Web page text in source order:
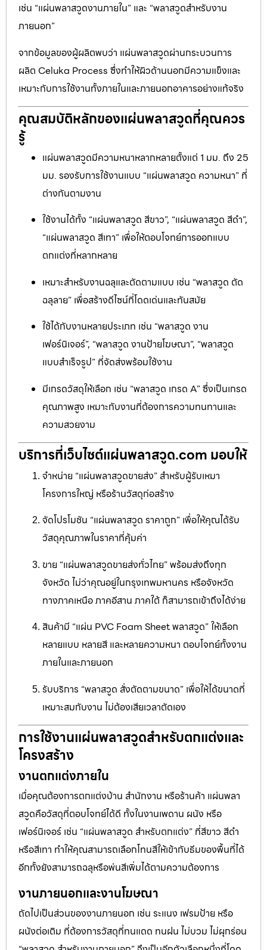
เช่น “แผ่นพลาสวูดงานภายใน” และ “พลาสวูดสำหรับงาน
ภายนอก”
จากข้อมูลของผู้ผลิตพบว่า แผ่นพลาสวูดผ่านกระบวนการ
ผลิต Celuka Process ซึ่งทำให้ผิวด้านนอกมีความแข็งและ
เหมาะกับการใช้งานทั้งภายในและภายนอกอาคารอย่างแท้จริง
คุณสมบัติหลักของแผ่นพลาสวูดที่คุณควร
รู้
แผ่นพลาสวูดมีความหนาหลากหลายตั้งแต่ 1 มม. ถึง 25
มม. รองรับการใช้งานแบบ “แผ่นพลาสวูด ความหนา” ที่
ต่างกันตามงาน
ใช้งานได้ทั้ง “แผ่นพลาสวูด สีขาว”, “แผ่นพลาสวูด สีดำ”,
“แผ่นพลาสวูด สีเทา” เพื่อให้ตอบโจทย์การออกแบบ
ตกแต่งที่หลากหลาย
เหมาะสำหรับงานฉลุและตัดตามแบบ เช่น “พลาสวูด ตัด
ฉลุลาย” เพื่อสร้างดีไซน์ที่โดดเด่นและทันสมัย
ใช้ได้กับงานหลายประเภท เช่น “พลาสวูด งาน
เฟอร์นิเจอร์”, “พลาสวูด งานป้ายโฆษณา”, “พลาสวูด
แบบสำเร็จรูป” ที่จัดส่งพร้อมใช้งาน
มีเกรดวัสดุให้เลือก เช่น “พลาสวูด เกรด A” ซึ่งเป็นเกรด
คุณภาพสูง เหมาะกับงานที่ต้องการความทนทานและ
ความสวยงาม
บริการที่เว็บไซต์แผ่นพลาสวูด.com มอบให้
จำหน่าย “แผ่นพลาสวูดขายส่ง” สำหรับผู้รับเหมา
โครงการใหญ่ หรือร้านวัสดุก่อสร้าง
จัดโปรโมชัน “แผ่นพลาสวูด ราคาถูก” เพื่อให้คุณได้รับ
วัสดุคุณภาพในราคาที่คุ้มค่า
ขาย “แผ่นพลาสวูดขายส่งทั่วไทย” พร้อมส่งถึงทุก
จังหวัด ไม่ว่าคุณอยู่ในกรุงเทพมหานคร หรือจังหวัด
ทางภาคเหนือ ภาคอีสาน ภาคใต้ ก็สามารถเข้าถึงได้ง่าย
สินค้ามี “แผ่น PVC Foam Sheet พลาสวูด” ให้เลือก
หลายแบบ หลายสี และหลายความหนา ตอบโจทย์ทั้งงาน
ภายในและภายนอก
รับบริการ “พลาสวูด สั่งตัดตามขนาด” เพื่อให้ได้ขนาดที่
เหมาะสมกับงาน ไม่ต้องเสียเวลาตัดเอง
การใช้งานแผ่นพลาสวูดสำหรับตกแต่งและ
โครงสร้าง
งานตกแต่งภายใน
เมื่อคุณต้องการตกแต่งบ้าน สำนักงาน หรือร้านค้า แผ่นพลา
สวูดคือวัสดุที่ตอบโจทย์ได้ดี ทั้งในงานเพดาน ผนัง หรือ
เฟอร์นิเจอร์ เช่น “แผ่นพลาสวูด สำหรับตกแต่ง” ที่สีขาว สีดำ
หรือสีเทา ทำให้คุณสามารถเลือกโทนสีให้เข้ากับธีมของพื้นที่ได้
อีกทั้งยังสามารถฉลุหรือพ่นสีเพิ่มได้ตามความต้องการ
งานภายนอกและงานโฆษณา
ถัดไปเป็นส่วนของงานภายนอก เช่น ระแนง เฟรมป้าย หรือ
ผนังต่อเติม ที่ต้องการวัสดุที่ทนแดด ทนฝน ไม่บวม ไม่ผุกร่อน